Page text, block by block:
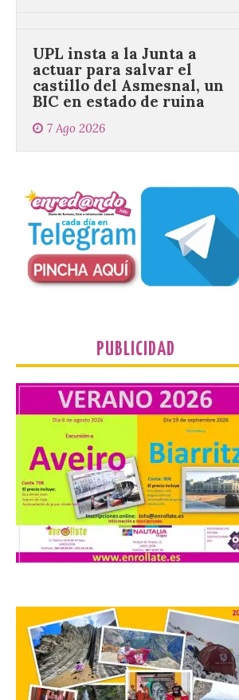
Un Bien de Interés
Cultural abandonado
desde 1949. Los
contacte cuanto antes con los
riesgo de colapso. Los procuradores de
Unión del Pueblo […]
La Universidad de León
distribuye folletos con la
Ayuntamiento
Los materiales ya pueden
recogerse gratuitamente
en la Oficina de
Información Turística de
León e incluyen, además
del programa del evento, una guía
práctica con recomendaciones
elaboradas por especialistas para
observar el eclipse con seguridad León, 7
de agosto de 2026. La programación […]
Laciana comienza su
programación para
disfrutar el eclipse total
del 12 de agosto
7 Ago 2026
PUBLICIDAD